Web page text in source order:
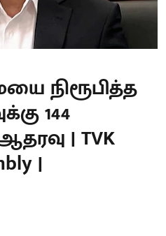
நிரூபித்த
144
| TVK
|